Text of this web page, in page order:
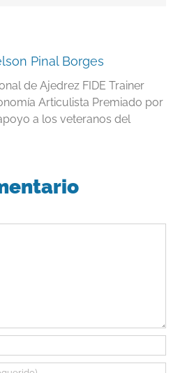
Pinal Borges
de Ajedrez FIDE Trainer
Articulista Premiado por
a los veteranos del